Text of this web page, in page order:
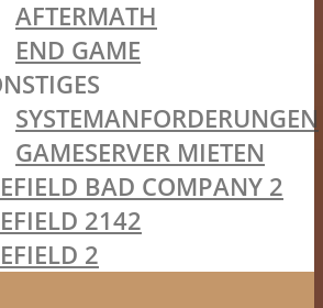
AFTERMATH
END GAME
SYSTEMANFORDERUNGEN
GAMESERVER MIETEN
BAD COMPANY 2
2142
2